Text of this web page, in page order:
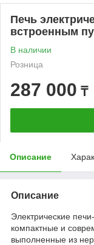
Печь
встроенным
В наличии
Розница
287 000 ₸
Описание
Описание
Электрические
компактные и
выполненные из